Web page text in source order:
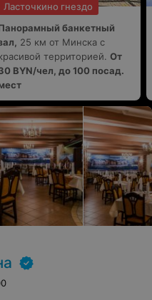
Ласточкино гнездо
банкетный
25 км от Минска с
территорией. От
BYN/чел, до 100 посад.